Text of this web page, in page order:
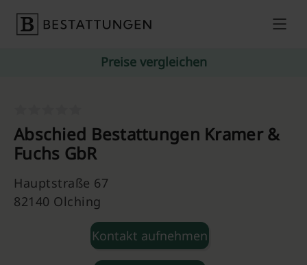
Preise vergleichen
Abschied Bestattungen Kramer &
Fuchs GbR
Hauptstraße 67
82140 Olching
Kontakt aufnehmen